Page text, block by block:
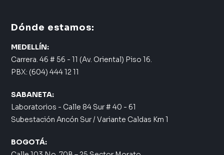
Dónde estamos:
MEDELLÍN:
Carrera. 46 # 56 - 11 (Av. Oriental) Piso 16.
PBX: (604) 444 12 11
SABANETA:
Laboratorios - Calle 84 Sur # 40 - 61
Subestación Ancón Sur / Variante Caldas Km 1
BOGOTÁ: